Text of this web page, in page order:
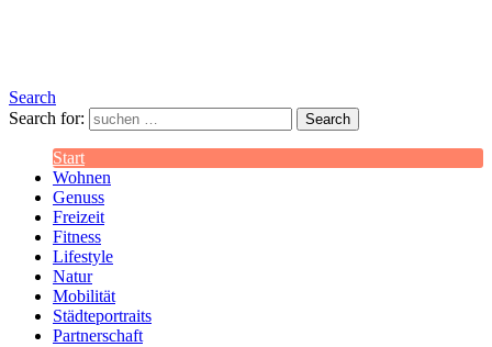
Search
Search for:
Search
Start
Wohnen
Genuss
Freizeit
Fitness
Lifestyle
Natur
Mobilität
Städteportraits
Partnerschaft